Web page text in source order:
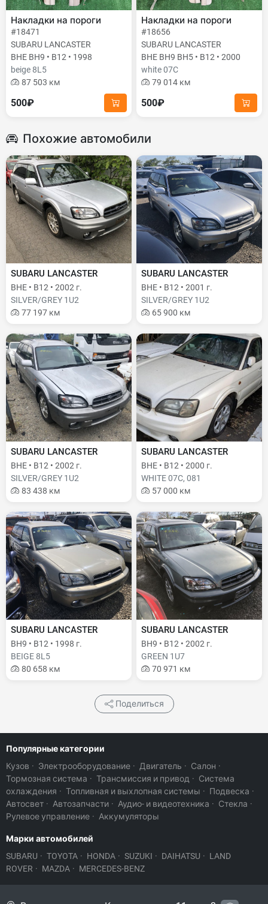
Накладки на пороги
#18471
SUBARU LANCASTER
BHE BH9 • B12 • 1998
beige 8L5
87 503 км
500₽
Накладки на пороги
#18656
SUBARU LANCASTER
BHE BH9 BH5 • B12 • 2000
white 07C
79 014 км
500₽
Похожие автомобили
SUBARU LANCASTER
BHE • B12 • 2002 г.
SILVER/GREY 1U2
77 197 км
SUBARU LANCASTER
BHE • B12 • 2001 г.
SILVER/GREY 1U2
65 900 км
SUBARU LANCASTER
BHE • B12 • 2002 г.
SILVER/GREY 1U2
83 438 км
SUBARU LANCASTER
BHE • B12 • 2000 г.
WHITE 07C, 081
57 000 км
SUBARU LANCASTER
BH9 • B12 • 1998 г.
BEIGE 8L5
80 658 км
SUBARU LANCASTER
BH9 • B12 • 2002 г.
GREEN 1U7
70 971 км
Поделиться
Популярные категории
Кузов · Электрооборудование · Двигатель · Салон ·
Тормозная система · Трансмиссия и привод · Система
охлаждения · Топливная и выхлопная системы · Подвеска ·
Автосвет · Автозапчасти · Аудио- и видеотехника · Стекла ·
Рулевое управление · Аккумуляторы
Марки автомобилей
SUBARU · TOYOTA · HONDA · SUZUKI · DAIHATSU · LAND
ROVER · MAZDA · MERCEDES-BENZ